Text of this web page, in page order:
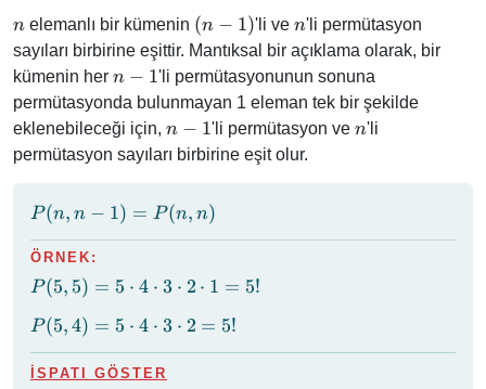
= n!
n
n elemanlı bir kümenin (n
-
1)
(n − 1)'li ve n
n'li permütasyon
sayıları birbirine eşittir. Mantıksal bir açıklama olarak, bir
kümenin her n
-
1
n − 1'li permütasyonunun sonuna
permütasyonda bulunmayan 1 eleman tek bir şekilde
eklenebileceği için, n
-
n − 1'li permütasyon ve n
n'li
permütasyon sayıları birbirine eşit olur.
P(n,
n -
1)
=
P(n,
n)
P(n, n − 1) = P(n, n)
ÖRNEK:
P(5,
5
\cdot
4
P(5, 5) = 5 ⋅ 4 ⋅ 3 ⋅ 2 ⋅ 1 = 5!
P(5,
4) =
5
P(5, 4) = 5 ⋅ 4 ⋅ 3 ⋅ 2 = 5!
İSPATI GÖSTER